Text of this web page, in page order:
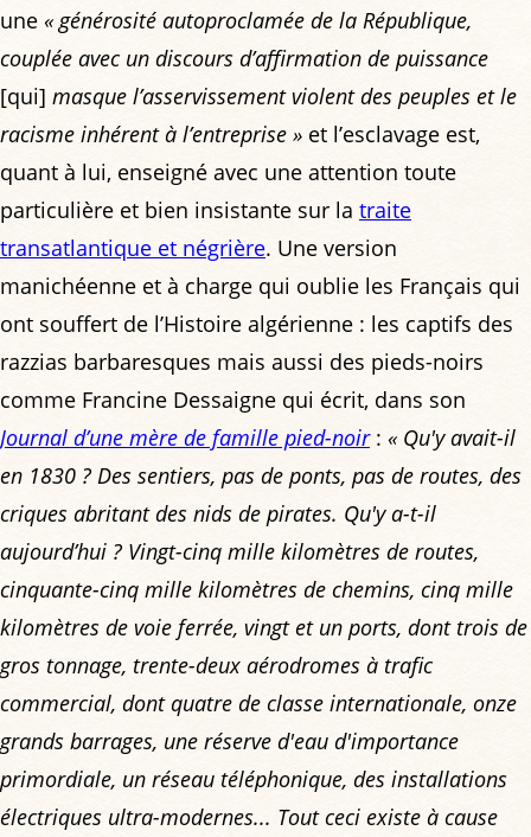
une « générosité autoproclamée de la République,
couplée avec un discours d’affirmation de puissance
[qui] masque l’asservissement violent des peuples et le
racisme inhérent à l’entreprise » et l’esclavage est,
quant à lui, enseigné avec une attention toute
particulière et bien insistante sur la traite
transatlantique et négrière. Une version
manichéenne et à charge qui oublie les Français qui
ont souffert de l’Histoire algérienne : les captifs des
razzias barbaresques mais aussi des pieds-noirs
comme Francine Dessaigne qui écrit, dans son
Journal d’une mère de famille pied-noir: « Qu'y avait-il
en 1830 ? Des sentiers, pas de ponts, pas de routes, des
criques abritant des nids de pirates. Qu'y a-t-il
aujourd’hui ? Vingt-cinq mille kilomètres de routes,
cinquante-cinq mille kilomètres de chemins, cinq mille
kilomètres de voie ferrée, vingt et un ports, dont trois de
gros tonnage, trente-deux aérodromes à trafic
commercial, dont quatre de classe internationale, onze
grands barrages, une réserve d'eau d'importance
primordiale, un réseau téléphonique, des installations
électriques ultra-modernes... Tout ceci existe à cause